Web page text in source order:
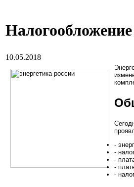
10.05.2018
-
-
-
-
-